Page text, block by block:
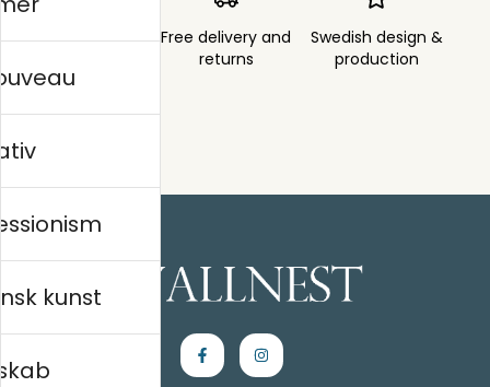
Order sent within Free delivery and
returns
Swedish design &
production
kunst